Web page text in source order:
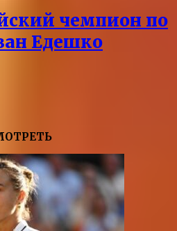
чемпион по
Едешко